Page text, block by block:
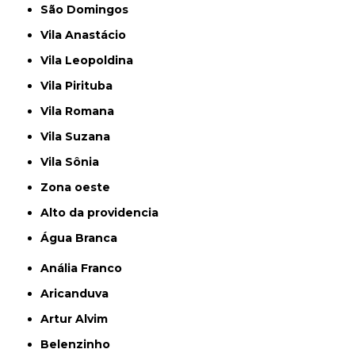
São Domingos
Vila Anastácio
Vila Leopoldina
Vila Pirituba
Vila Romana
Vila Suzana
Vila Sônia
Zona oeste
alto da providencia
Água Branca
Anália Franco
Aricanduva
Artur Alvim
Belenzinho